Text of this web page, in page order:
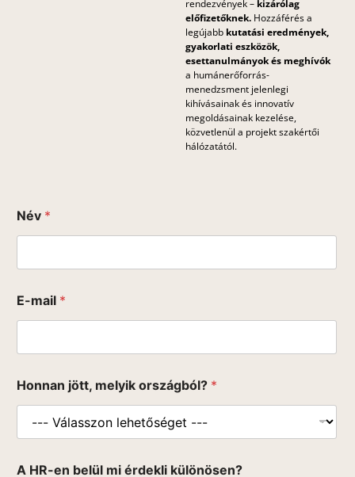
rendezvények – kizárólag
előfizetőknek. Hozzáférés a
legújabb kutatási eredmények,
gyakorlati eszközök,
esettanulmányok és meghívók
a humánerőforrás-
menedzsment jelenlegi
kihívásainak és innovatív
megoldásainak kezelése,
közvetlenül a projekt szakértői
hálózatától.
Név *
E-mail *
i
n
é
d
Honnan jött, melyik országból? *
A HR-en belül mi érdekli különösen?